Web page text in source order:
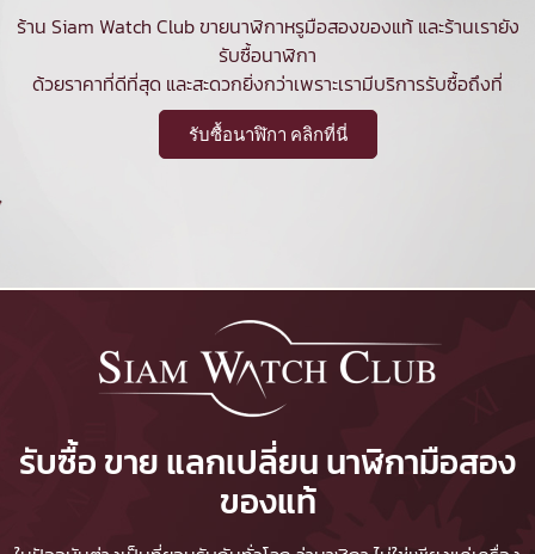
ร้าน Siam Watch Club ขายนาฬิกาหรูมือสองของแท้ และร้านเรายัง
รับซื้อนาฬิกา
ด้วยราคาที่ดีที่สุด และสะดวกยิ่งกว่าเพราะเรามีบริการรับซื้อถึงที่
รับซื้อนาฬิกา คลิกที่นี่
รับซื้อ ขาย แลกเปลี่ยน นาฬิกามือสอง
ของแท้